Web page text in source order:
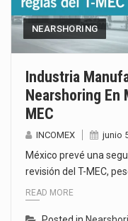
NEARSHORING
Industria
Nearshoring En
MEC
INCOMEX junio
México prevé una
revisión del T-MEC,
READ MORE